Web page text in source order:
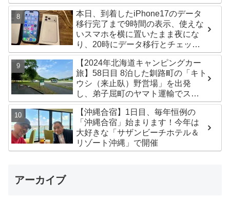
みました♪
本日、到着したiPhone17のデータ
移行完了まで9時間の表示、使えな
いスマホを横に置いたまま夜にな
り、20時にデータ移行とチェック
が無事完了！午後からの写真がほ
ぼありません^^;
【2024年北海道キャンピングカー
旅】58日目 8泊した釧路町の「キト
ウシ（来止臥）野営場」を出発
し、弟子屈町のヤマト運輸でステ
ッカー受け取り！今日は北見市の
無料キャンプ場「つつじ公園キャ
ンプ場」まで
【沖縄合宿】1日目、毎年恒例の
「沖縄合宿」始まります！今年は
大好きな「サザンビーチホテル＆
リゾート沖縄」で開催
アーカイブ